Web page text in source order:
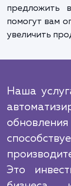
Мы
обновление
на любые
Следует
каталога
весьма
своими